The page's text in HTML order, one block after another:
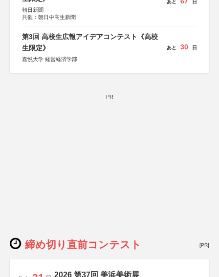
朝日新聞
共催：朝日中高生新聞
あと 日
第3回 高校生広報アイデアコンテスト《高校
生限定》
嘉悦大学 経営経済学部
あと 30 日
PR
締め切り直前コンテスト [PR]
2026 第37回 美浜美術展